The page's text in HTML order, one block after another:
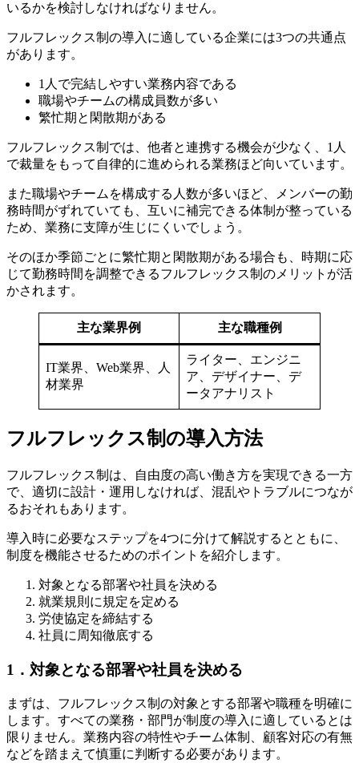
いるかを検討しなければなりません。
フルフレックス制の導入に適している企業には3つの共通点
があります。
1人で完結しやすい業務内容である
職場やチームの構成員数が多い
繁忙期と閑散期がある
フルフレックス制では、他者と連携する機会が少なく、1人
で裁量をもって自律的に進められる業務ほど向いています。
また職場やチームを構成する人数が多いほど、メンバーの勤
務時間がずれていても、互いに補完できる体制が整っている
ため、業務に支障が生じにくいでしょう。
そのほか季節ごとに繁忙期と閑散期がある場合も、時期に応
じて勤務時間を調整できるフルフレックス制のメリットが活
かされます。
主な業界例 主な職種例
IT業界、Web業界、人
材業界
ライター、エンジニ
ア、デザイナー、デ
ータアナリスト
フルフレックス制の導入方法
フルフレックス制は、自由度の高い働き方を実現できる一方
で、適切に設計・運用しなければ、混乱やトラブルにつなが
るおそれもあります。
導入時に必要なステップを4つに分けて解説するとともに、
制度を機能させるためのポイントを紹介します。
対象となる部署や社員を決める
就業規則に規定を定める
労使協定を締結する
社員に周知徹底する
1．対象となる部署や社員を決める
まずは、フルフレックス制の対象とする部署や職種を明確に
します。すべての業務・部門が制度の導入に適しているとは
限りません。業務内容の特性やチーム体制、顧客対応の有無
などを踏まえて慎重に判断する必要があります。